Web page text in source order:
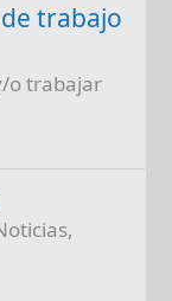
trabajo
o trabajar